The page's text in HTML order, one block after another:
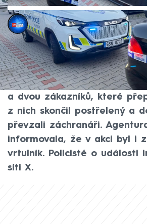
CNN Prima NEWS
7. čvn 2026, 21:45
K incidentu, který vyústil
neděli večer ve
Všemu předcházel konflikt
a dvou zákazníků, které
z nich skončil postřelený a
převzali záchranáři.
informovala, že v akci byl i
vrtulník. Policisté o události
síti X.